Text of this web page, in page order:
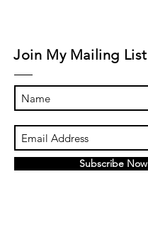
Join My Mailing List
Subscribe Now